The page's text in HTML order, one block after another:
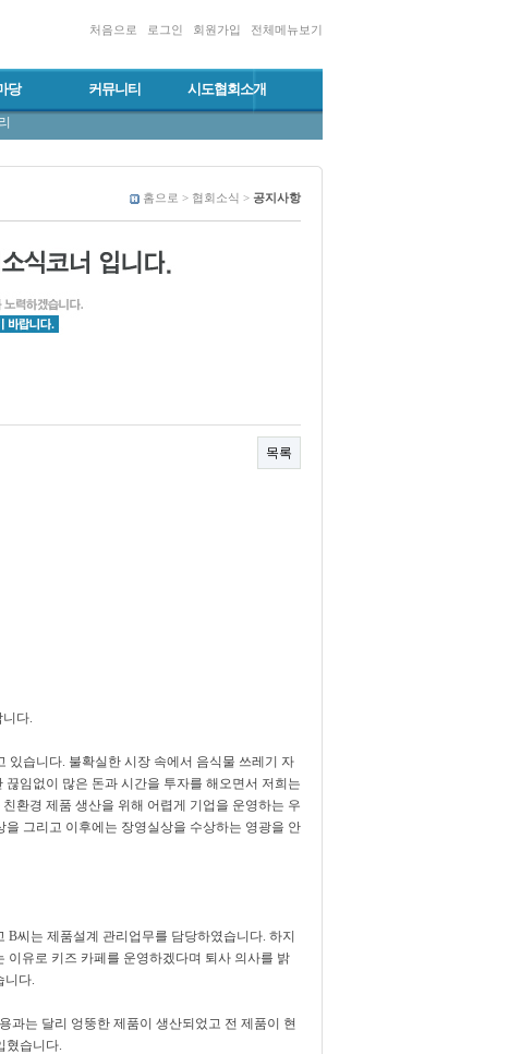
처음으로 로그인 회원가입 전체메뉴보기
당 커뮤니티 시도협회소개
홈으로 > 협회소식 > 공지사항
목록
다.
있습니다. 불확실한 시장 속에서 음식물 쓰레기 자
임없이 많은 돈과 시간을 투자를 해오면서 저희는
환경 제품 생산을 위해 어렵게 기업을 운영하는 우
그리고 이후에는 장영실상을 수상하는 영광을 안
씨는 제품설계 관리업무를 담당하였습니다. 하지
이유로 키즈 카페를 운영하겠다며 퇴사 의사를 밝
니다.
과는 달리 엉뚱한 제품이 생산되었고 전 제품이 현
혔습니다.